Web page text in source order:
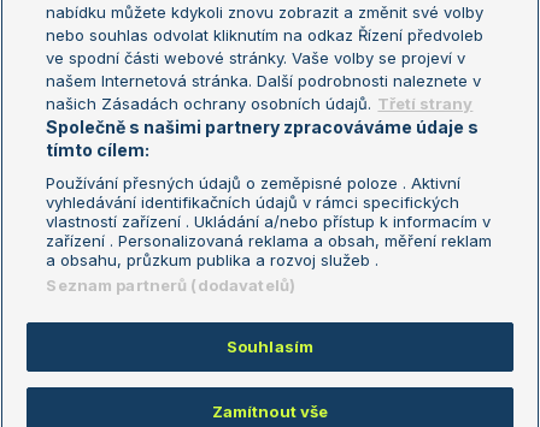
Aktualní trendy
Fotbalové přestupy
Livesport Daily
LS Prague Open
Podmínky užití
Nastavení soukromí
GDPR a žurnalistika
Reklama
Kontakt
Informace o zpracování osobních
údajů
Copyright © 2008-2026 TenisPortal.cz. Využíváme zpravodajství ČTK.
nabídku můžete kdykoli znovu zobrazit a změnit své volby
nebo souhlas odvolat kliknutím na odkaz Řízení předvoleb
ve spodní části webové stránky. Vaše volby se projeví v
našem Internetová stránka. Další podrobnosti naleznete v
našich Zásadách ochrany osobních údajů. Třetí strany
Společně s našimi partnery zpracováváme údaje s
tímto cílem:
Používání přesných údajů o zeměpisné poloze . Aktivní
vyhledávání identifikačních údajů v rámci specifických
vlastností zařízení . Ukládání a/nebo přístup k informacím v
zařízení . Personalizovaná reklama a obsah, měření reklam
a obsahu, průzkum publika a rozvoj služeb .
Seznam partnerů (dodavatelů)
Souhlasím
Zamítnout vše